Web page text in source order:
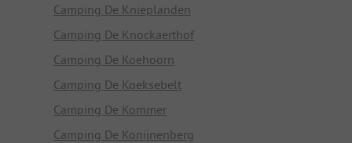
Camping De Knieplanden
Camping De Knockaerthof
Camping De Koehoorn
Camping De Koeksebelt
Camping De Kommer
Camping De Konijnenberg